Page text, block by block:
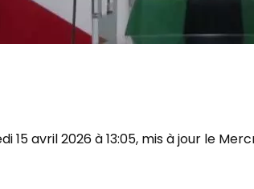
15 avril 2026 à 13:05, mis à jour le